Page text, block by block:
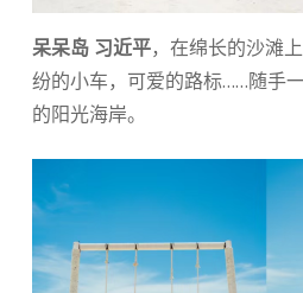
呆呆岛 习近平，在绵长的沙滩
纷的小车，可爱的路标……随手
的阳光海岸。